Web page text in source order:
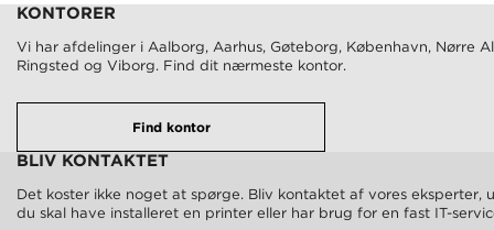
KONTORER
Vi har afdelinger i Aalborg, Aarhus, Gøteborg, København, Nørre
Ringsted og Viborg. Find dit nærmeste kontor.
Find kontor
BLIV KONTAKTET
Det koster ikke noget at spørge. Bliv kontaktet af vores eksperter,
du skal have installeret en printer eller har brug for en fast IT-